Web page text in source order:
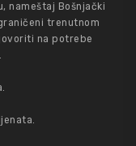
nameštaj Bošnjački
trenutnom
na potrebe